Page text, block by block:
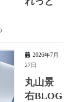
2026年7月
27日
丸山景
右BLOG